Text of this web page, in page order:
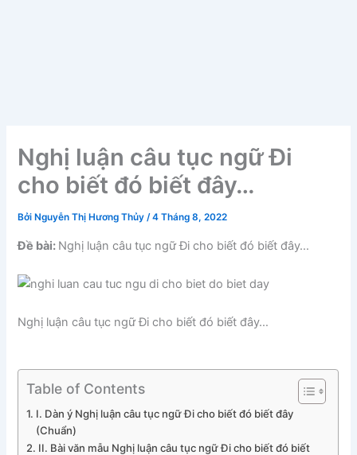
Nghị luận câu tục ngữ Đi
cho biết đó biết đây…
Bởi Nguyễn Thị Hương Thủy/4 Tháng 8, 2022
Đề bài: Nghị luận câu tục ngữ Đi cho biết đó biết đây…
Nghị luận câu tục ngữ Đi cho biết đó biết đây…
Table of Contents
I. Dàn ý Nghị luận câu tục ngữ Đi cho biết đó biết đây
(Chuẩn)
II. Bài văn mẫu Nghị luận câu tục ngữ Đi cho biết đó biết